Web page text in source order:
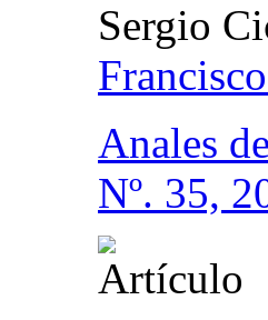
Sergio
Anales
Nº. 35,